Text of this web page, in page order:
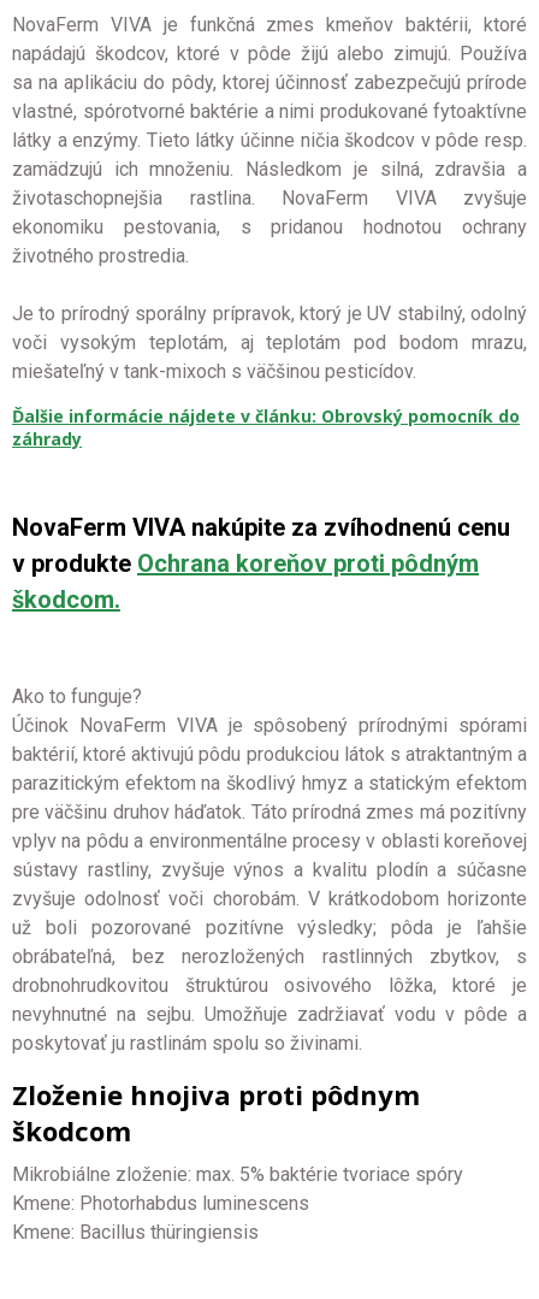
NovaFerm VIVA je funkčná zmes kmeňov baktérii, ktoré
napádajú škodcov, ktoré v pôde žijú alebo zimujú. Používa
sa na aplikáciu do pôdy, ktorej účinnosť zabezpečujú prírode
vlastné, spórotvorné baktérie a nimi produkované fytoaktívne
látky a enzýmy. Tieto látky účinne ničia škodcov v pôde resp.
zamädzujú ich množeniu. Následkom je silná, zdravšia a
životaschopnejšia rastlina. NovaFerm VIVA zvyšuje
ekonomiku pestovania, s pridanou hodnotou ochrany
životného prostredia.
Je to prírodný sporálny prípravok, ktorý je UV stabilný, odolný
voči vysokým teplotám, aj teplotám pod bodom mrazu,
miešateľný v tank-mixoch s väčšinou pesticídov.
Ďalšie informácie nájdete v článku: Obrovský pomocník do
záhrady
NovaFerm VIVA nakúpite za zvíhodnenú cenu
v produkte Ochrana koreňov proti pôdným
škodcom.
Ako to funguje?
Účinok NovaFerm VIVA je spôsobený prírodnými spórami
baktérií, ktoré aktivujú pôdu produkciou látok s atraktantným a
parazitickým efektom na škodlivý hmyz a statickým efektom
pre väčšinu druhov háďatok. Táto prírodná zmes má pozitívny
vplyv na pôdu a environmentálne procesy v oblasti koreňovej
sústavy rastliny, zvyšuje výnos a kvalitu plodín a súčasne
zvyšuje odolnosť voči chorobám. V krátkodobom horizonte
už boli pozorované pozitívne výsledky; pôda je ľahšie
obrábateľná, bez nerozložených rastlinných zbytkov, s
drobnohrudkovitou štruktúrou osivového lôžka, ktoré je
nevyhnutné na sejbu. Umožňuje zadržiavať vodu v pôde a
poskytovať ju rastlinám spolu so živinami.
Zloženie hnojiva proti pôdnym
škodcom
Mikrobiálne zloženie: max. 5% baktérie tvoriace spóry
Kmene: Photorhabdus luminescens
Kmene: Bacillus thüringiensis